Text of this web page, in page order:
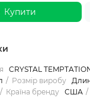
Купити
CRYSTAL
Розмір виробу
Країна бренду США